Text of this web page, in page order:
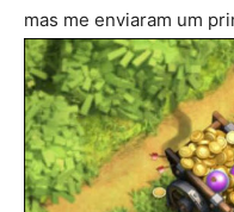
mas me enviaram um